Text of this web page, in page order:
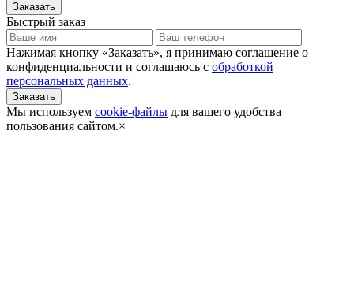
Быстрый заказ
Нажимая кнопку «Заказать», я принимаю соглашение о
конфиденциальности и соглашаюсь с обработкой
персональных данных.
Мы используем cookie-файлы для вашего удобства
пользования сайтом.×